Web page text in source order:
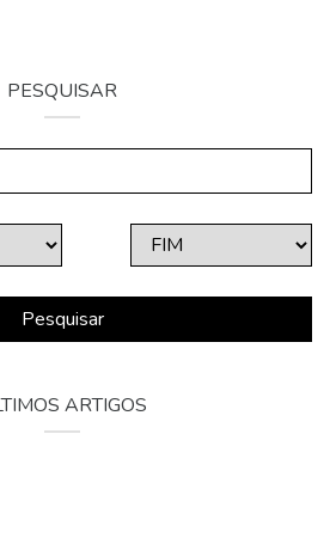
PESQUISAR
Pesquisar
ARTIGOS